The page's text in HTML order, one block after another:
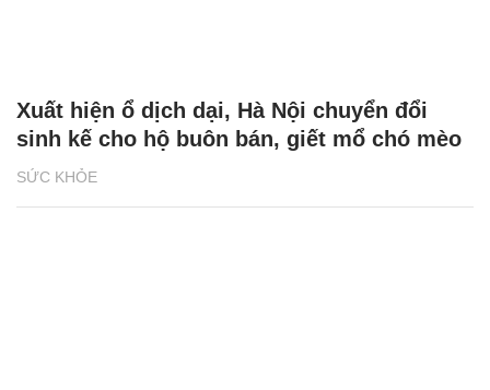
SỨC KHỎE
Xuất hiện ổ dịch dại, Hà Nội chuyển đổi
sinh kế cho hộ buôn bán, giết mổ chó mèo